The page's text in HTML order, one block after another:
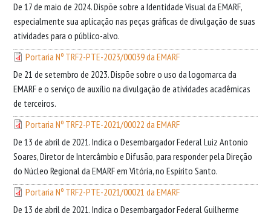
De 17 de maio de 2024. Dispõe sobre a Identidade Visual da EMARF,
especialmente sua aplicação nas peças gráficas de divulgação de suas
atividades para o público-alvo.
Portaria Nº TRF2-PTE-2023/00039 da EMARF
De 21 de setembro de 2023. Dispõe sobre o uso da logomarca da
EMARF e o serviço de auxílio na divulgação de atividades acadêmicas
de terceiros.
Portaria Nº TRF2-PTE-2021/00022 da EMARF
De 13 de abril de 2021. Indica o Desembargador Federal Luiz Antonio
Soares, Diretor de Intercâmbio e Difusão, para responder pela Direção
do Núcleo Regional da EMARF em Vitória, no Espírito Santo.
Portaria Nº TRF2-PTE-2021/00021 da EMARF
De 13 de abril de 2021. Indica o Desembargador Federal Guilherme